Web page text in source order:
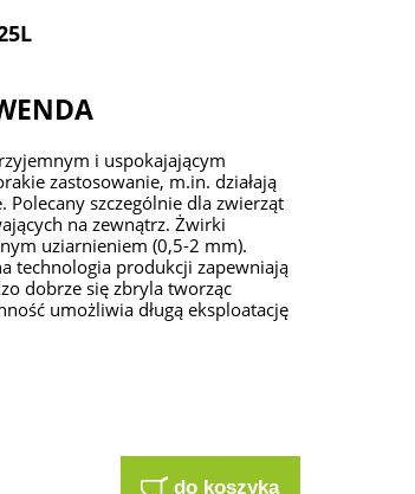
i uspokajającym
zastosowanie, m.in. działają
szczególnie dla zwierząt
na zewnątrz. Żwirki
uziarnieniem (0,5-2 mm).
technologia produkcji zapewniają
dobrze się zbryla tworząc
umożliwia długą eksploatację
do koszyka